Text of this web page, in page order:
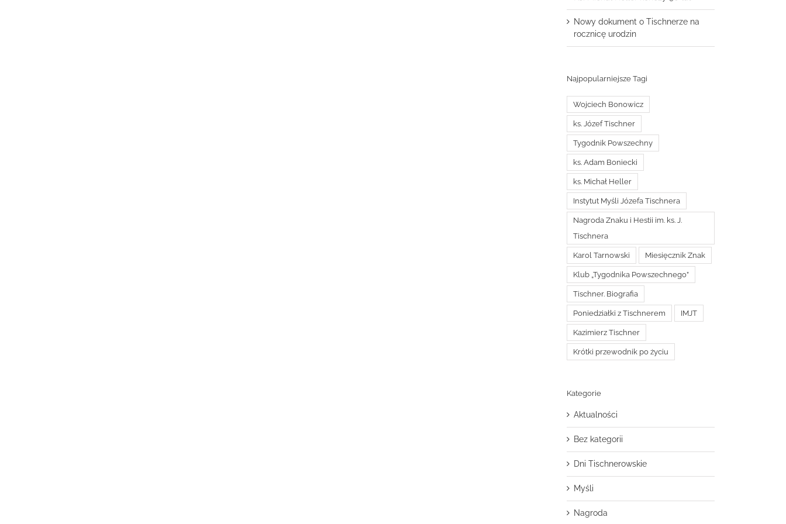
Nowy dokument o Tischnerze na
rocznicę urodzin
Najpopularniejsze Tagi
Wojciech Bonowicz
ks. Józef Tischner
Tygodnik Powszechny
ks. Adam Boniecki
ks. Michał Heller
Instytut Myśli Józefa Tischnera
Nagroda Znaku i Hestii im. ks. J.
Tischnera
Karol Tarnowski Miesięcznik Znak
Klub „Tygodnika Powszechnego”
Tischner. Biografia
Poniedziałki z Tischnerem IMJT
Kazimierz Tischner
Krótki przewodnik po życiu
Kategorie
Aktualności
Bez kategorii
Dni Tischnerowskie
Myśli
Nagroda